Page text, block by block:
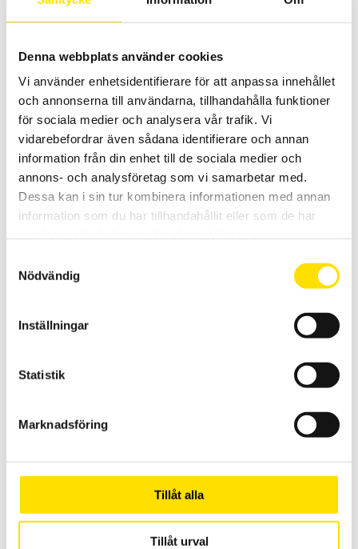
Denna webbplats använder cookies
Vi använder enhetsidentifierare för att anpassa innehållet
och annonserna till användarna, tillhandahålla funktioner
för sociala medier och analysera vår trafik. Vi
vidarebefordrar även sådana identifierare och annan
information från din enhet till de sociala medier och
annons- och analysföretag som vi samarbetar med.
Dessa kan i sin tur kombinera informationen med annan
information som du har tillhandahållit eller som de har
Nödvändig
Inställningar
Statistik
Marknadsföring
Tillåt alla
Tillåt urval
Tillbehör till mätinstrument, MultiFix & Magnetfix
Multifix och Magnetfix är magneter för enkel upphängning av
mätinstrument och väskor överallt!
260.00KR – 1,005.00KRPRISINTERVALL:
260.00 KR
TILL
1,005.00 KR
LÄS MER
Multifunktionstänger med lik- och växelström TRMS samt extra
Praktisk loggerfunktion med Bluetooth för överföring av mätdata.
4,490.00 KR
TILL
8,580.00 KR